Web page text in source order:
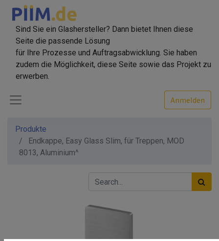
Sind Sie ein Glashersteller? Dann bietet Ihnen diese
Seite die passende Lösung
für Ihre Prozesse und Auftragsabwicklung. Sie haben
zudem die Möglichkeit, diese Seite sowie das Projekt zu
erwerben.
Anmelden
Produkte
Endkappe, Easy Glass Slim, für Treppen, MOD
8013, Aluminium^